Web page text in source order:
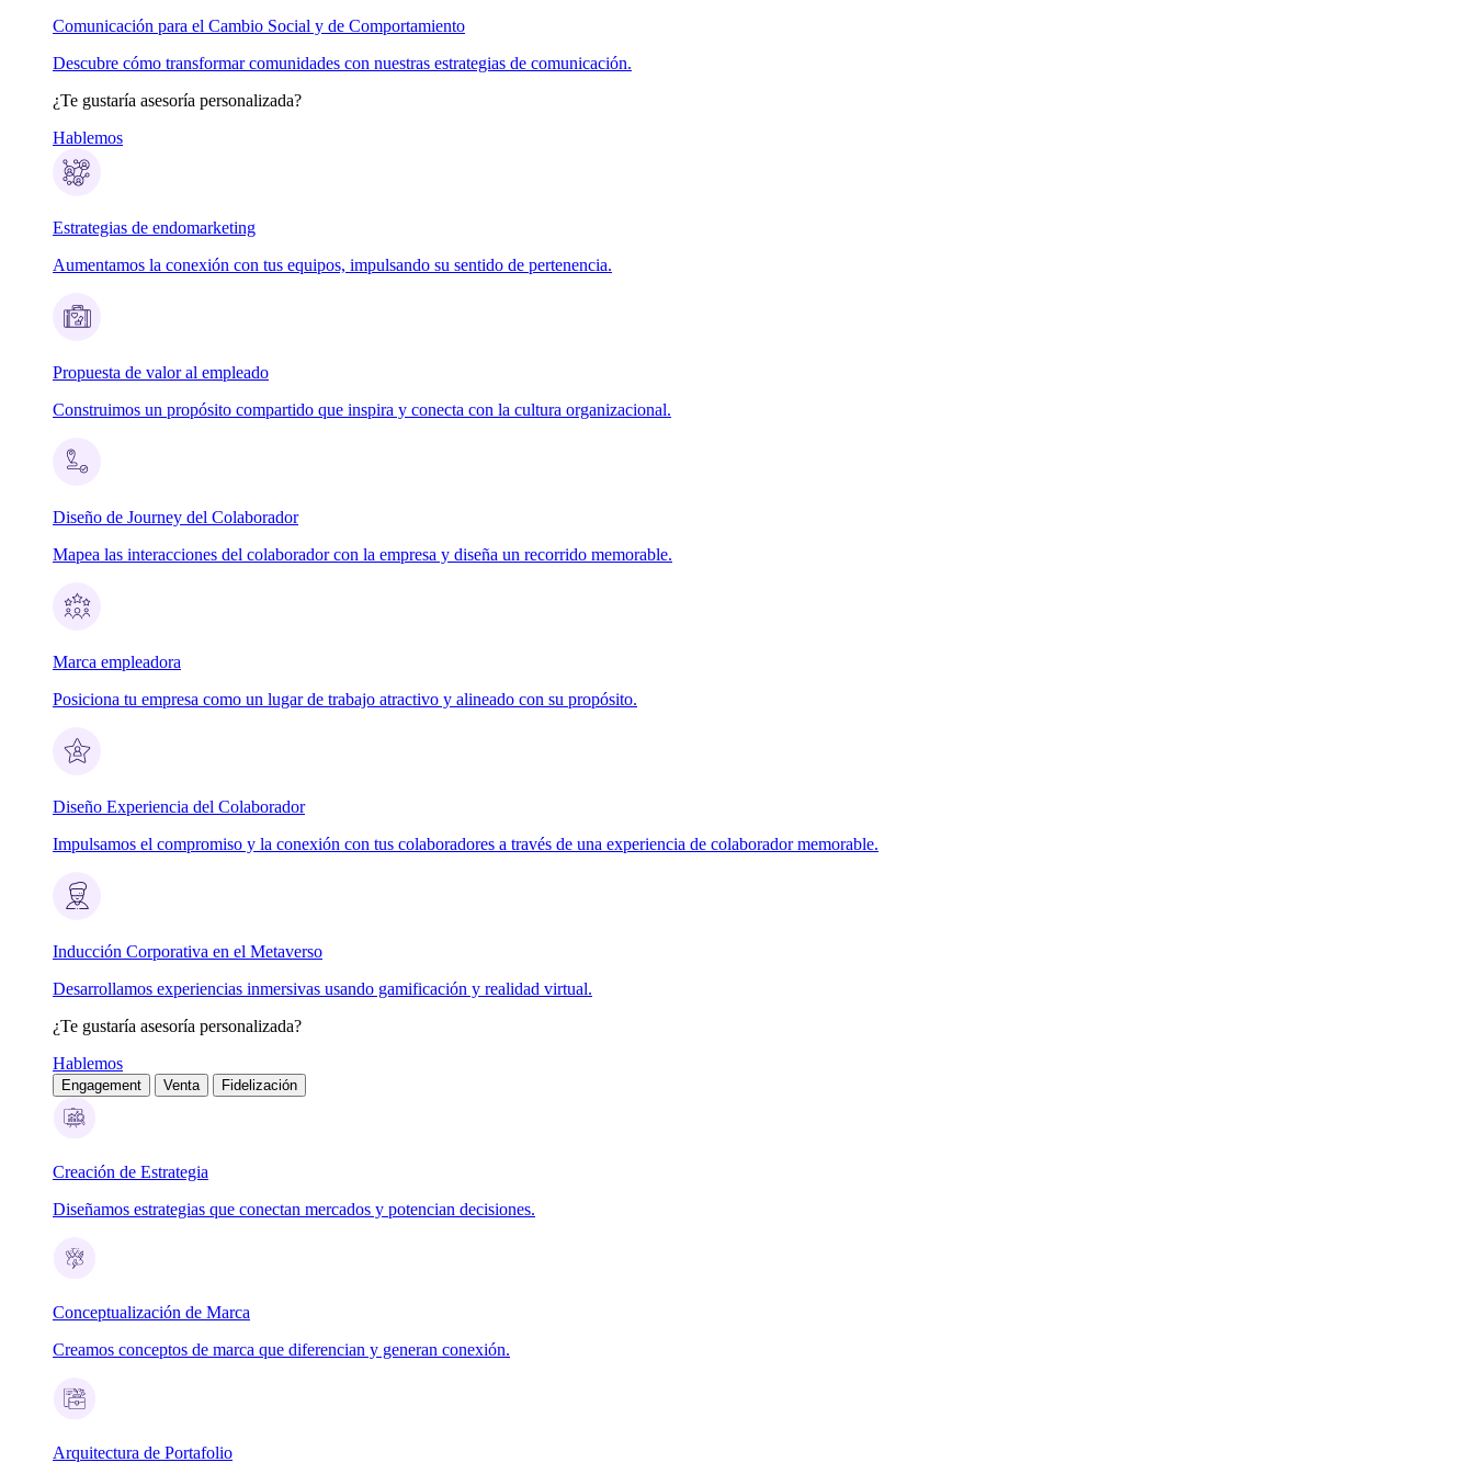
Comunicación para el Cambio Social y de Comportamiento
Descubre cómo transformar comunidades con nuestras estrategias de comunicación.
¿Te gustaría asesoría personalizada?
Hablemos
Estrategias de endomarketing
Aumentamos la conexión con tus equipos, impulsando su sentido de pertenencia.
Propuesta de valor al empleado
Construimos un propósito compartido que inspira y conecta con la cultura organizacional.
Diseño de Journey del Colaborador
Mapea las interacciones del colaborador con la empresa y diseña un recorrido memorable.
Marca empleadora
Posiciona tu empresa como un lugar de trabajo atractivo y alineado con su propósito.
Diseño Experiencia del Colaborador
Impulsamos el compromiso y la conexión con tus colaboradores a través de una experiencia de colaborador memorable.
Inducción Corporativa en el Metaverso
Desarrollamos experiencias inmersivas usando gamificación y realidad virtual.
¿Te gustaría asesoría personalizada?
Hablemos
Engagement Venta Fidelización
Creación de Estrategia
Diseñamos estrategias que conectan mercados y potencian decisiones.
Conceptualización de Marca
Creamos conceptos de marca que diferencian y generan conexión.
Arquitectura de Portafolio